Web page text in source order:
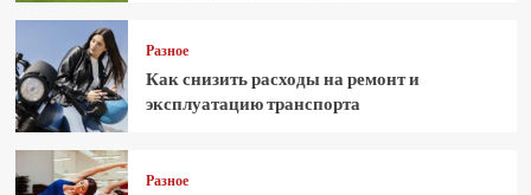
Разное
Как снизить расходы на ремонт и
эксплуатацию транспорта
Разное